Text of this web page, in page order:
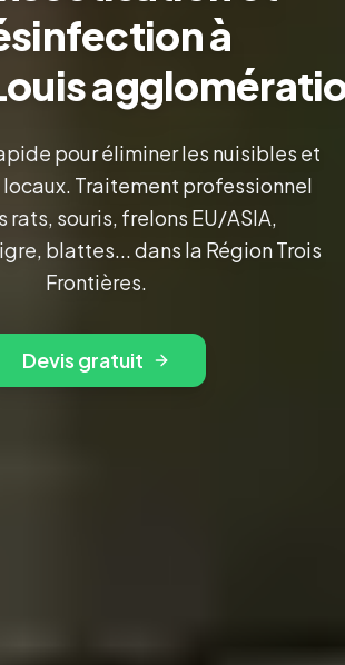
à
pour éliminer les nuisibles et
locaux. Traitement professionnel
rats, souris, frelons EU/ASIA,
blattes... dans la Région Trois
Frontières.
Devis gratuit